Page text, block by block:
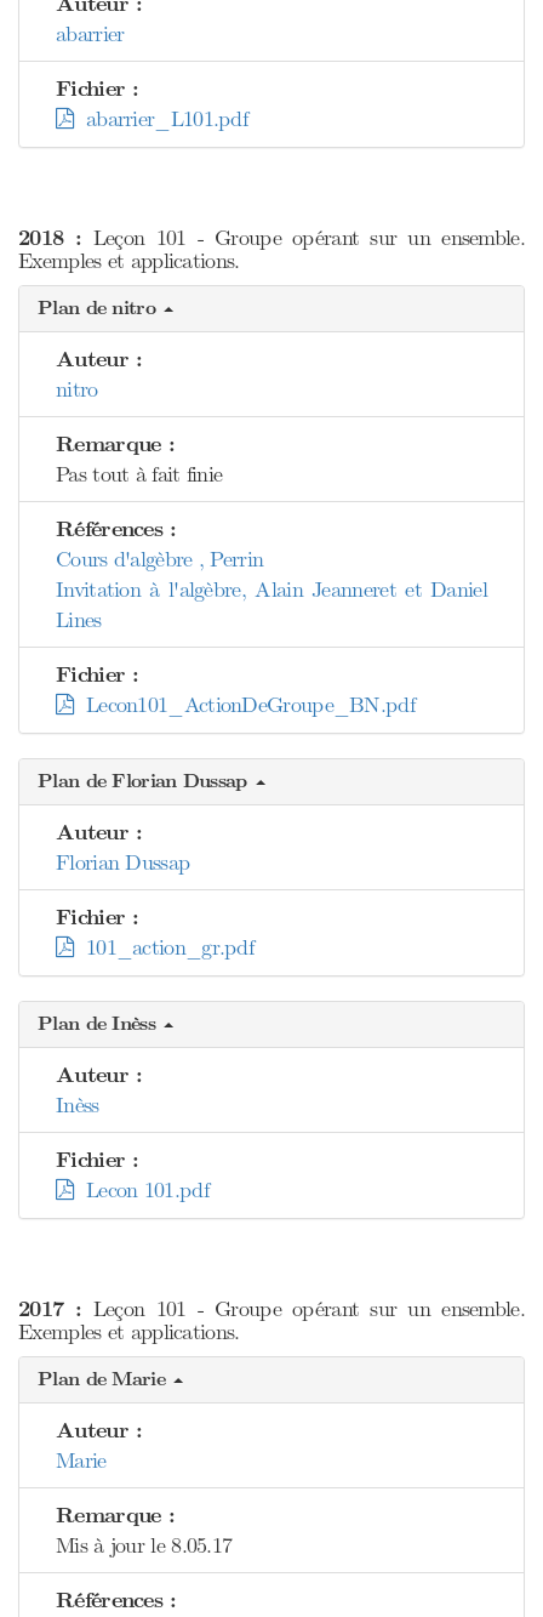
abarrier
Fichier :
abarrier_L101.pdf
2018 : Leçon 101 - Groupe opérant sur un ensemble.
Exemples et applications.
Plan de nitro
Auteur :
nitro
Remarque :
Pas tout à fait finie
Références :
Cours d'algèbre , Perrin
Invitation à l'algèbre, Alain Jeanneret et Daniel
Lines
Fichier :
Lecon101_ActionDeGroupe_BN.pdf
Plan de Florian Dussap
Auteur :
Florian Dussap
Fichier :
101_action_gr.pdf
Plan de Inèss
Auteur :
Inèss
Fichier :
Lecon 101.pdf
2017 : Leçon 101 - Groupe opérant sur un ensemble.
Exemples et applications.
Plan de Marie
Auteur :
Marie
Remarque :
Mis à jour le 8.05.17
Références :